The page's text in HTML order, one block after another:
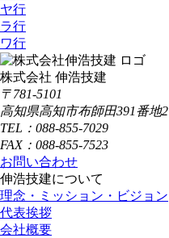
ヤ行
ラ行
ワ行
株式会社 伸浩技建
〒781-5101
高知県高知市布師田391番地2
TEL：088-855-7029
FAX：088-855-7523
お問い合わせ
伸浩技建について
理念・ミッション・ビジョン
代表挨拶
会社概要